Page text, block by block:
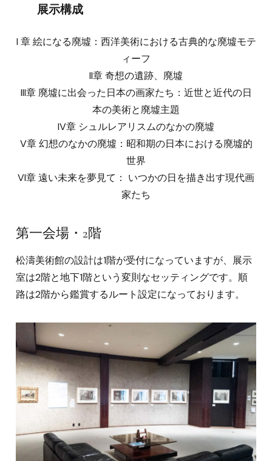
展示構成
I 章 絵になる廃墟：西洋美術における古典的な廃墟モテ
ィーフ
II章 奇想の遺跡、廃墟
III章 廃墟に出会った日本の画家たち：近世と近代の日
本の美術と廃墟主題
IV章 シュルレアリスムのなかの廃墟
V章 幻想のなかの廃墟：昭和期の日本における廃墟的
世界
VI章 遠い未来を夢見て： いつかの日を描き出す現代画
家たち
第一会場・2階
松濤美術館の設計は1階が受付になっていますが、展示
室は2階と地下1階という変則なセッティングです。順
路は2階から鑑賞するルート設定になっております。